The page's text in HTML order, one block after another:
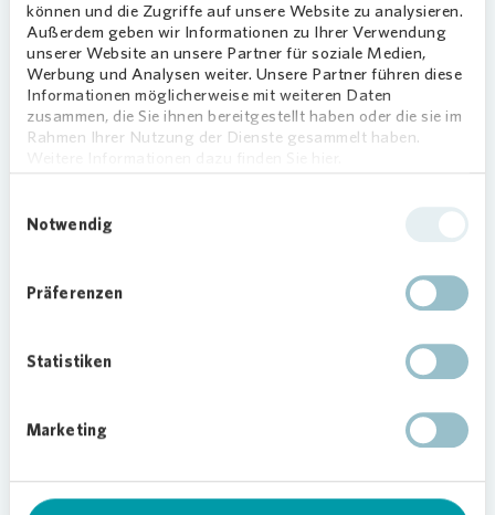
können und die Zugriffe auf unsere Website zu analysieren.
Außerdem geben wir Informationen zu Ihrer Verwendung
unserer Website an unsere Partner für soziale Medien,
Werbung und Analysen weiter. Unsere Partner führen diese
Informationen möglicherweise mit weiteren Daten
zusammen, die Sie ihnen bereitgestellt haben oder die sie im
Rahmen Ihrer Nutzung der Dienste gesammelt haben.
Notwendig
Präferenzen
Statistiken
Marketing
Vorabregistrierung möglich. So können
Nutzerinnen und Nutzer jederzeit über ihre
Girokarte den Ladevorgang beginnen und
bezahlen.
Ökologische
Mit der Installation von E-Ladestationen sollen
Vonovia
„Elektromobilität ist ein wichtiger Teil in der
ökologischen Weiterentwicklung von Quartieren.
Ladepunkte auch hier in Essen Katernberg einen